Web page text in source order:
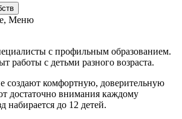
Меню
с профильным образованием.
работы с детьми разного возраста.
создают комфортную, доверительную
достаточно внимания каждому
набирается до 12 детей.